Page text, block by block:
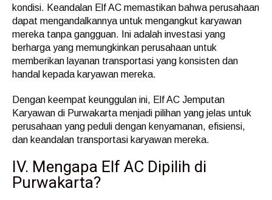
kondisi. Keandalan Elf AC memastikan bahwa perusahaan
dapat mengandalkannya untuk mengangkut karyawan
mereka tanpa gangguan. Ini adalah investasi yang
berharga yang memungkinkan perusahaan untuk
memberikan layanan transportasi yang konsisten dan
handal kepada karyawan mereka.
Dengan keempat keunggulan ini, Elf AC Jemputan
Karyawan di Purwakarta menjadi pilihan yang jelas untuk
perusahaan yang peduli dengan kenyamanan, efisiensi,
dan keandalan transportasi karyawan mereka.
IV. Mengapa Elf AC Dipilih di
Purwakarta?